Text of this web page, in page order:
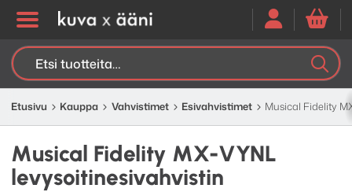
Etsi:
Etusivu Kauppa Vahvistimet Esivahvistimet Musical Fidelity
Musical Fidelity MX-VYNL
levysoitinesivahvistin